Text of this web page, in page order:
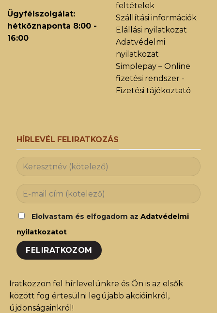
Ügyfélszolgálat:
hétköznaponta 8:00 -
16:00
feltételek
Szállítási információk
Elállási nyilatkozat
Adatvédelmi
nyilatkozat
Simplepay – Online
fizetési rendszer -
Fizetési tájékoztató
HÍRLEVÉL FELIRATKOZÁS
Elolvastam és elfogadom az Adatvédelmi
nyilatkozatot
Iratkozzon fel hírlevelünkre és Ön is az elsők
között fog értesülni legújabb akcióinkról,
újdonságainkról!